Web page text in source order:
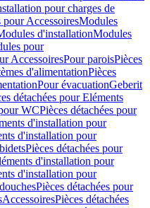
pour charges de
pour AccessoiresModules
d'installationModules
pour
AccessoiresPour paroisPièces
d'alimentationPièces
Pour évacuationGeberit
détachées pour Eléments
WCPièces détachées pour
d'installation pour
d'installation pour
Pièces détachées pour
d'installation pour
d'installation pour
Pièces détachées pour
AccessoiresPièces détachées